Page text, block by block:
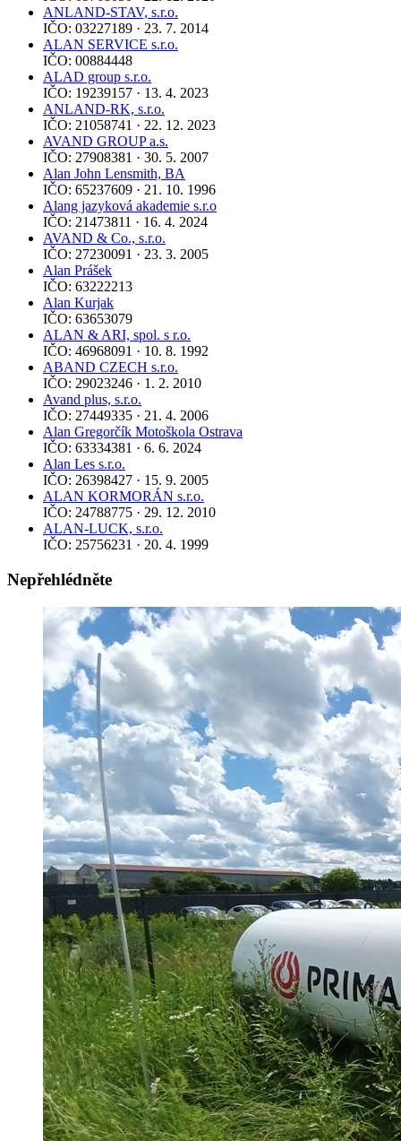
ANLAND-STAV, s.r.o.
IČO: 03227189 · 23. 7. 2014
ALAN SERVICE s.r.o.
IČO: 00884448
ALAD group s.r.o.
IČO: 19239157 · 13. 4. 2023
ANLAND-RK, s.r.o.
IČO: 21058741 · 22. 12. 2023
AVAND GROUP a.s.
IČO: 27908381 · 30. 5. 2007
Alan John Lensmith, BA
IČO: 65237609 · 21. 10. 1996
Alang jazyková akademie s.r.o
IČO: 21473811 · 16. 4. 2024
AVAND & Co., s.r.o.
IČO: 27230091 · 23. 3. 2005
Alan Prášek
IČO: 63222213
Alan Kurjak
IČO: 63653079
ALAN & ARI, spol. s r.o.
IČO: 46968091 · 10. 8. 1992
ABAND CZECH s.r.o.
IČO: 29023246 · 1. 2. 2010
Avand plus, s.r.o.
IČO: 27449335 · 21. 4. 2006
Alan Gregorčík Motoškola Ostrava
IČO: 63334381 · 6. 6. 2024
Alan Les s.r.o.
IČO: 26398427 · 15. 9. 2005
ALAN KORMORÁN s.r.o.
IČO: 24788775 · 29. 12. 2010
ALAN-LUCK, s.r.o.
IČO: 25756231 · 20. 4. 1999
Nepřehlédněte